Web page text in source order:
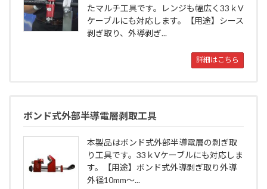
たマルチ工具です。レンジも幅広く33ｋV
ケーブルにも対応します。【用途】シース
剥ぎ取り、外導剥ぎ...
詳細はこちら
ボンド式外部半導電層剥取工具
本製品はボンド式外部半導電層の剥ぎ取
り工具です。33ｋVケーブルにも対応しま
す。【用途】ボンド式外導剥ぎ取り外導
外径10mm～...